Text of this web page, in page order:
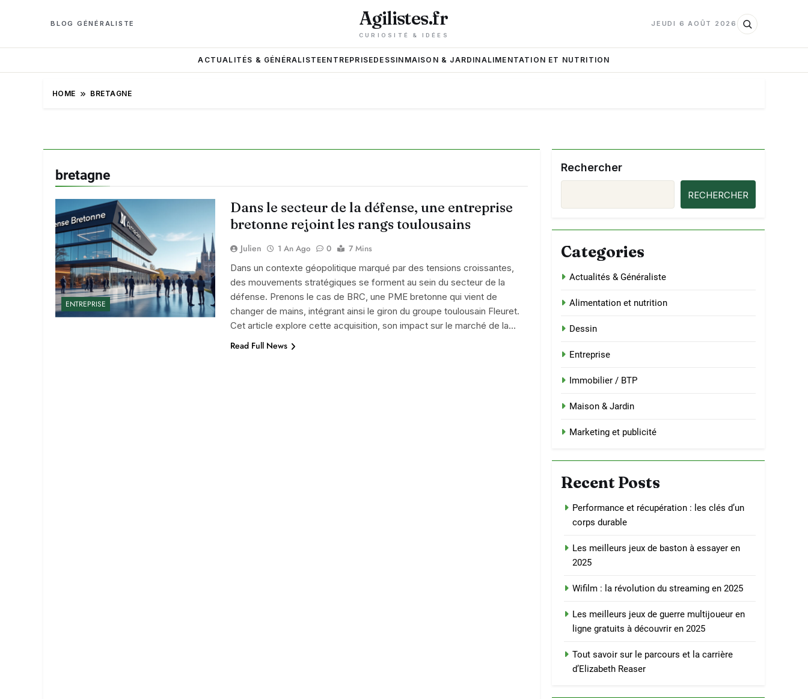
BLOG GÉNÉRALISTE Agilistes.fr
CURIOSITÉ & IDÉES
JEUDI 6 AOÛT 2026
ACTUALITÉS & GÉNÉRALISTEENTREPRISEDESSIN MAISON & JARDINALIMENTATION ET NUTRITION
HOME BRETAGNE
bretagne
ENTREPRISE
Dans le secteur de la défense, une entreprise
bretonne rejoint les rangs toulousains
Julien 1 An Ago 0
7 Mins
Dans un contexte géopolitique marqué par des tensions croissantes,
des mouvements stratégiques se forment au sein du secteur de la
défense. Prenons le cas de BRC, une PME bretonne qui vient de
changer de mains, intégrant ainsi le giron du groupe toulousain Fleuret.
Cet article explore cette acquisition, son impact sur le marché de la…
Read Full News
Rechercher
RECHERCHER
Categories
Actualités & Généraliste
Alimentation et nutrition
Dessin
Entreprise
Immobilier / BTP
Maison & Jardin
Marketing et publicité
Recent Posts
Performance et récupération : les clés d’un
corps durable
Les meilleurs jeux de baston à essayer en
2025
Wifilm : la révolution du streaming en 2025
Les meilleurs jeux de guerre multijoueur en
ligne gratuits à découvrir en 2025
Tout savoir sur le parcours et la carrière
d’Elizabeth Reaser